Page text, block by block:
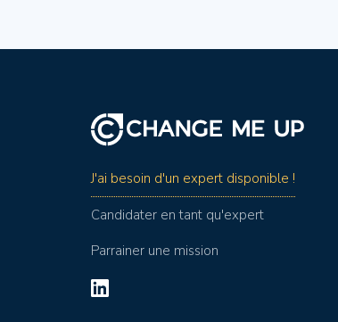
J'ai besoin d'un expert disponible !
Candidater en tant qu'expert
Parrainer une mission